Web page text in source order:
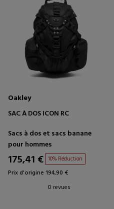
Oakley
SAC À DOS ICON RC
Sacs à dos et sacs banane
pour hommes
175,41 € 10% Réduction
Prix d'origine 194,90 €
0 revues